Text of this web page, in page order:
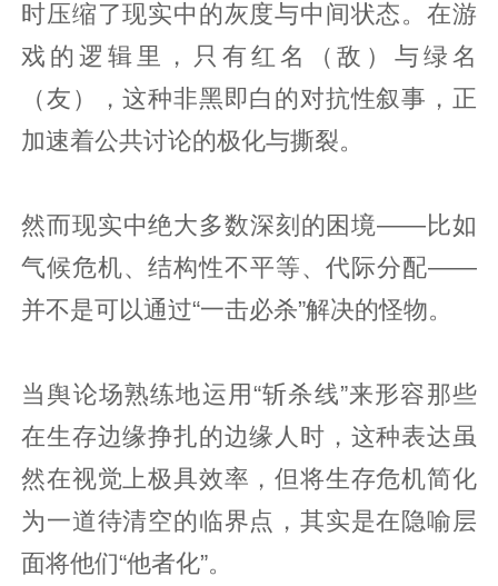
时压缩了现实中的灰度与中间状态。在游
戏的逻辑里，只有红名（敌）与绿名
（友），这种非黑即白的对抗性叙事，正
加速着公共讨论的极化与撕裂。
然而现实中绝大多数深刻的困境——比如
气候危机、结构性不平等、代际分配——
并不是可以通过“一击必杀”解决的怪物。
当舆论场熟练地运用“斩杀线”来形容那些
在生存边缘挣扎的边缘人时，这种表达虽
然在视觉上极具效率，但将生存危机简化
为一道待清空的临界点，其实是在隐喻层
面将他们“他者化”。